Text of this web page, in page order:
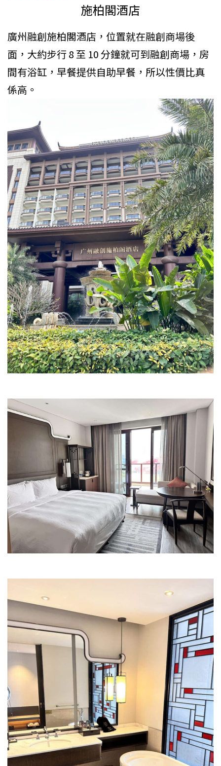
施柏閣酒店
廣州融創施柏閣酒店，位置就在融創商場後
面，大約步行 8 至 10 分鐘就可到融創商場，房
間有浴缸，早餐提供自助早餐，所以性價比真
係高。